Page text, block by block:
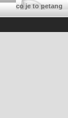
co je to petang